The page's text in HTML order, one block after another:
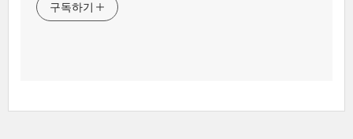
구독하기